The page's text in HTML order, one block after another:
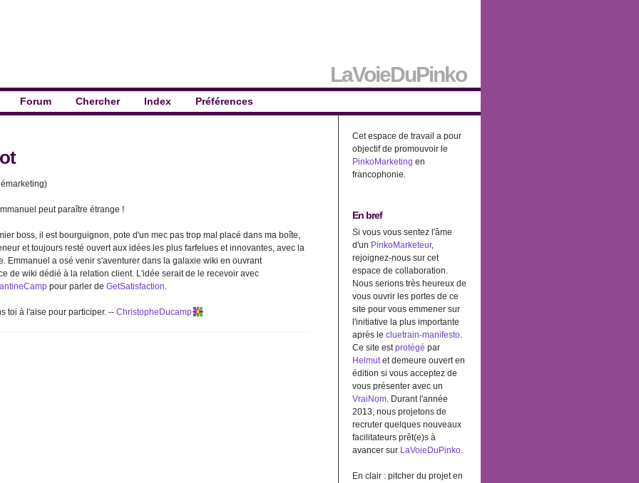
LaVoieDuPinko
Forum Chercher Index Préférences
peut paraître étrange !
boss, il est bourguignon, pote d'un mec pas trop mal placé dans ma boîte,
et toujours resté ouvert aux idées les plus farfelues et innovantes, avec la
Emmanuel a osé venir s'aventurer dans la galaxie wiki en ouvrant
de wiki dédié à la relation client. L'idée serait de le recevoir avec
pour parler de GetSatisfaction
toi à l'aise pour participer. -- ChristopheDucamp
Cet espace de travail a pour
objectif de promouvoir le
PinkoMarketing en
francophonie.
En bref
Si vous vous sentez l'âme
d'un PinkoMarketeur,
rejoignez-nous sur cet
espace de collaboration.
Nous serions très heureux de
vous ouvrir les portes de ce
site pour vous emmener sur
l'initiative la plus importante
après le cluetrain-manifesto.
Ce site estprotégé par
Helmutet demeure ouvert en
édition si vous acceptez de
vous présenter avec un
VraiNom. Durant l'année
2013, nous projetons de
recruter quelques nouveaux
facilitateurs prêt(e)s à
avancer sur LaVoieDuPinko.
En clair : pitcher du projet en